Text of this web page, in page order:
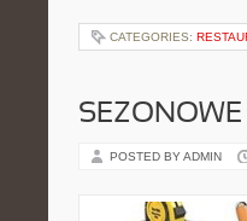
CATEGORIES:
POSTED BY ADMIN